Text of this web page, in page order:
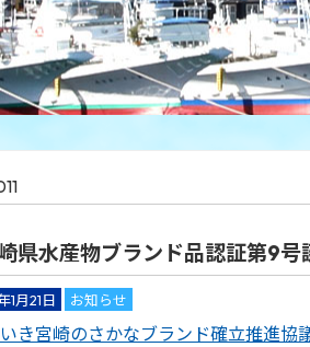
県水産物ブランド品認証第9号
1月21日 お知らせ
き宮崎のさかなブランド確立推進協